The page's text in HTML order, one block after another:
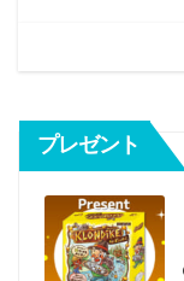
シ
ョ
ン
プレゼント